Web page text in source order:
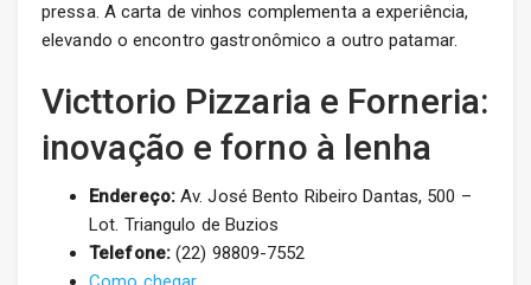
pressa. A carta de vinhos complementa a experiência,
elevando o encontro gastronômico a outro patamar.
Victtorio Pizzaria e Forneria:
inovação e forno à lenha
Endereço:Av. José Bento Ribeiro Dantas, 500 –
Lot. Triangulo de Buzios
Telefone:(22) 98809-7552